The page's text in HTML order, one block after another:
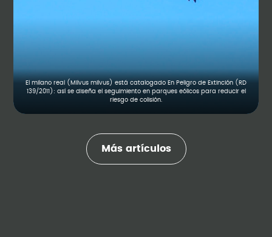
El milano real (Milvus milvus) está catalogado En Peligro de Extinción (RD
139/2011): así se diseña el seguimiento en parques eólicos para reducir el
riesgo de colisión.
Más artículos